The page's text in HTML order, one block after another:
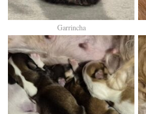
Garrincha